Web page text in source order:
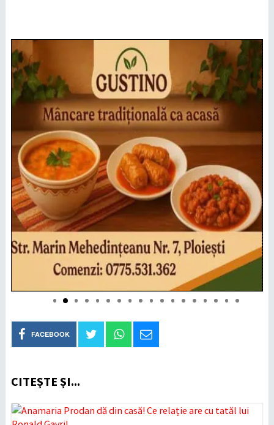
FACEBOOK
CITEȘTE ȘI...